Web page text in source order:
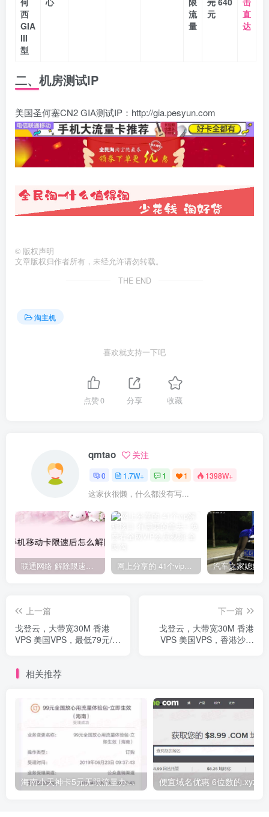
西
GIA
III
型
流
量
元
直
达
二、机房测试IP
美国圣何塞CN2 GIA测试IP：http://gia.pesyun.com
© 版权声明
文章版权归作者所有，未经允许请勿转载。
THE END
淘主机
喜欢就支持一下吧
点赞0 分享 收藏
qmtao 关注
0 1.7W+ 1 1 1398W+
这家伙很懒，什么都没有写...
联通网络 解除限速方法参考！畅享、畅玩、老白干等及其它地区自测了 网上分享的 41个vip解析接口 有需要的拿去~ 免费看全网VIP会员视频
上一篇
戈登云，大带宽30M 香港
VPS 美国VPS，最低79元/年
下一篇
戈登云，大带宽30M 香港
VPS 美国VPS，香港沙田
相关推荐
海南小天神卡5元无限流量办理的方法，5元流量不限量自行车来了